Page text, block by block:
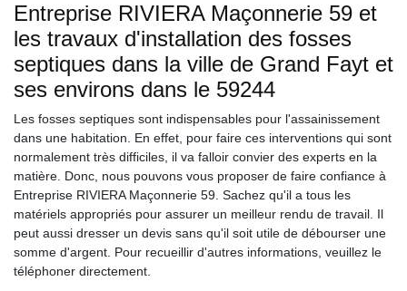
Entreprise RIVIERA Maçonnerie 59 et
les travaux d'installation des fosses
septiques dans la ville de Grand Fayt et
ses environs dans le 59244
Les fosses septiques sont indispensables pour l'assainissement
dans une habitation. En effet, pour faire ces interventions qui sont
normalement très difficiles, il va falloir convier des experts en la
matière. Donc, nous pouvons vous proposer de faire confiance à
Entreprise RIVIERA Maçonnerie 59. Sachez qu'il a tous les
matériels appropriés pour assurer un meilleur rendu de travail. Il
peut aussi dresser un devis sans qu'il soit utile de débourser une
somme d'argent. Pour recueillir d'autres informations, veuillez le
téléphoner directement.